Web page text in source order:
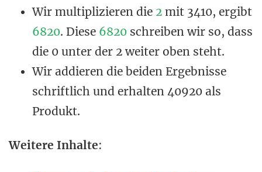
Wir multiplizieren die 2 mit 3410, ergibt
6820. Diese 6820 schreiben wir so, dass
die 0 unter der 2 weiter oben steht.
Wir addieren die beiden Ergebnisse
schriftlich und erhalten 40920 als
Produkt.
Weitere Inhalte: